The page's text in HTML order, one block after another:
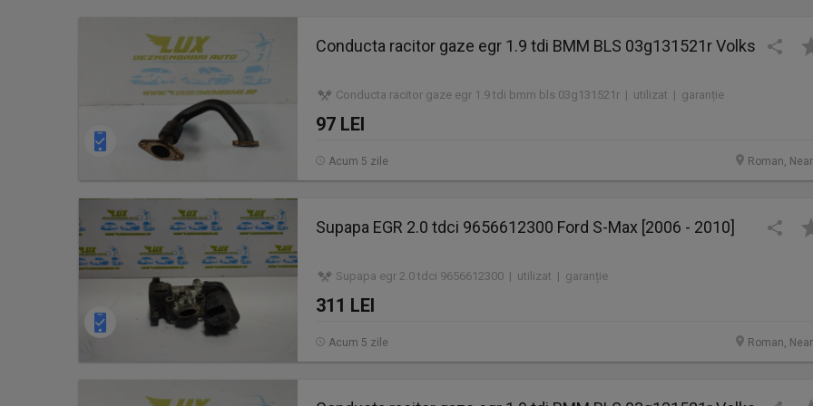
Conducta racitor gaze egr 1.9 tdi BMM BLS 03g131521r Volks
Conducta racitor gaze egr 1.9 tdi bmm bls 03g131521r | utilizat | garanție
97 LEI
Roman,
Acum 5 zile
Supapa EGR 2.0 tdci 9656612300 Ford S-Max [2006 - 2010]
Supapa egr 2.0 tdci 9656612300 | utilizat | garanție
311 LEI
Roman,
Acum 5 zile